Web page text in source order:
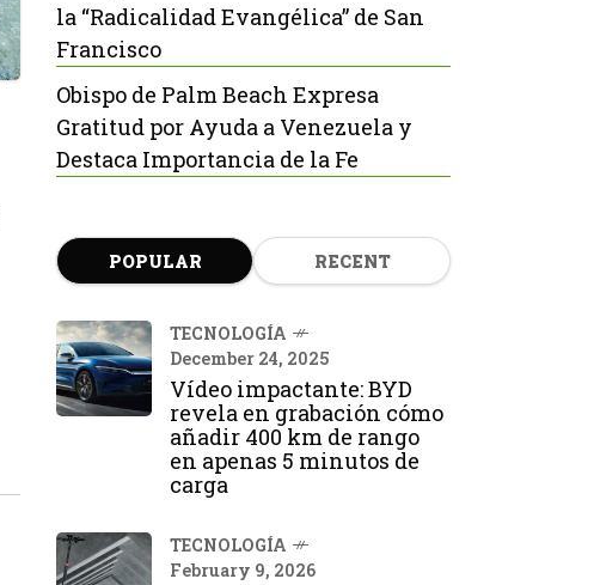
la “Radicalidad Evangélica” de San
Francisco
Obispo de Palm Beach Expresa
Gratitud por Ayuda a Venezuela y
Destaca Importancia de la Fe
POPULAR RECENT
TECNOLOGÍA
December 24, 2025
Vídeo impactante: BYD
revela en grabación cómo
añadir 400 km de rango
en apenas 5 minutos de
carga
TECNOLOGÍA
February 9, 2026